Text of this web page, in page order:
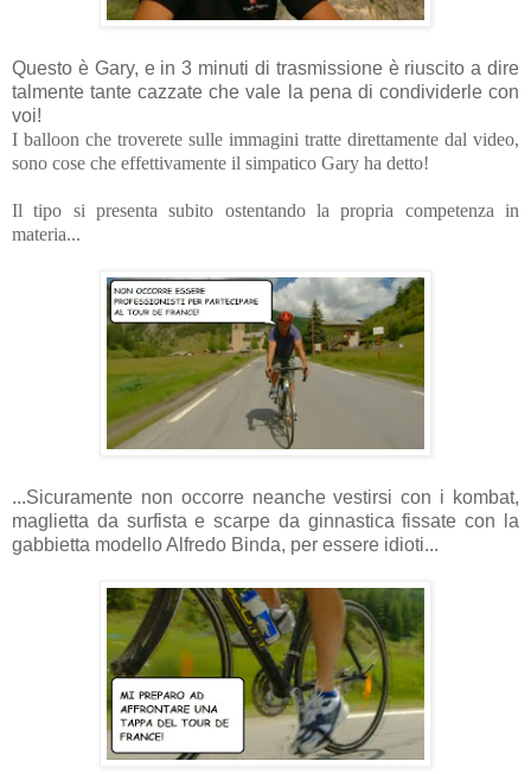
Questo è Gary, e in 3 minuti di trasmissione è riuscito a dire
talmente tante cazzate che vale la pena di condividerle con
voi!
I balloon che troverete sulle immagini tratte direttamente dal video,
sono cose che effettivamente il simpatico Gary ha detto!
Il tipo si presenta subito ostentando la propria competenza in
materia...
...Sicuramente non occorre neanche vestirsi con i kombat,
maglietta da surfista e scarpe da ginnastica fissate con la
gabbietta modello Alfredo Binda, per essere idioti...